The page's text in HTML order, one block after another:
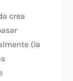
crea
(la